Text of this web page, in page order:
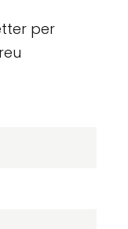
per